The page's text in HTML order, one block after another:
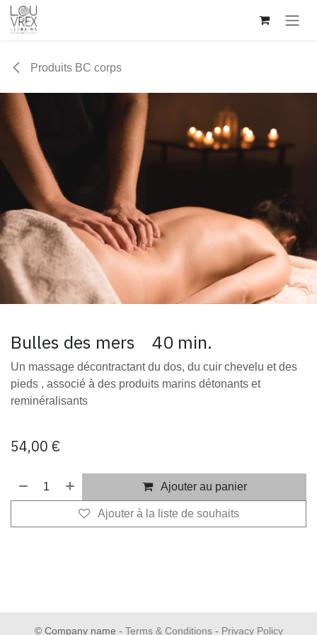
Se rendre au contenu
Produits BC corps
Bulles des mers 40 min.
Un massage décontractant du dos, du cuir chevelu et des
pieds , associé à des produits marins détonants et
reminéralisants
54,00 €
Ajouter au panier
Ajouter à la liste de souhaits
© Company name - Terms & Conditions- Privacy Policy